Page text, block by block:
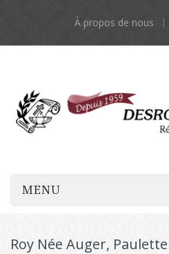
À propos de nous
MENU
Roy Née Auger, Paulette